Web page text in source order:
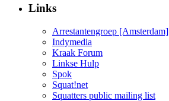
Links
Arrestantengroep [Amsterdam]
Indymedia
Kraak Forum
Linkse Hulp
Spok
Squat!net
Squatters public mailing list